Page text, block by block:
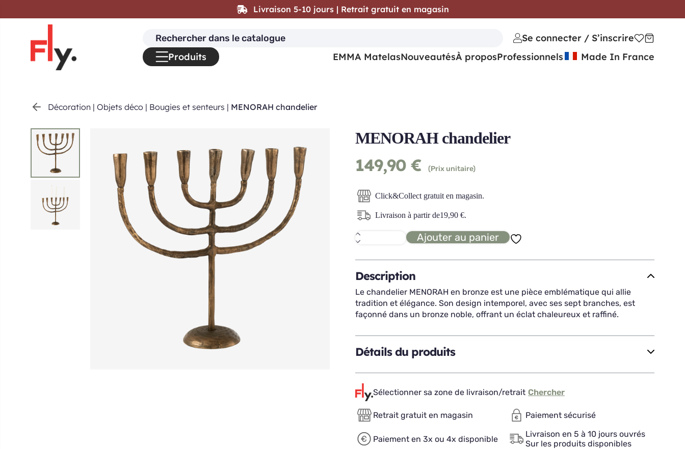
Décoration | Objets déco | Bougies et senteurs | MENORAH chandelier
MENORAH chandelier
149,90 € (Prix unitaire)
Click&Collect gratuit en magasin.
Livraison à partir de19,90 €.
quantité
de
chandelier
Ajouter au panier
Description
Le chandelier MENORAH en bronze est une pièce emblématique qui allie
tradition et élégance. Son design intemporel, avec ses sept branches, est
façonné dans un bronze noble, offrant un éclat chaleureux et raffiné.
Détails du produits
Sélectionner sa zone de livraison/retrait Chercher
Retrait gratuit en magasin Paiement sécurisé
Paiement en 3x ou 4x disponible
Livraison en 5 à 10 jours ouvrés
Sur les produits disponibles
Livraison 5-10 jours | Retrait gratuit en magasin
Search
for:
Se connecter / S’inscrire
Produits
EMMA MatelasNouveautésÀ proposProfessionnels Made In France